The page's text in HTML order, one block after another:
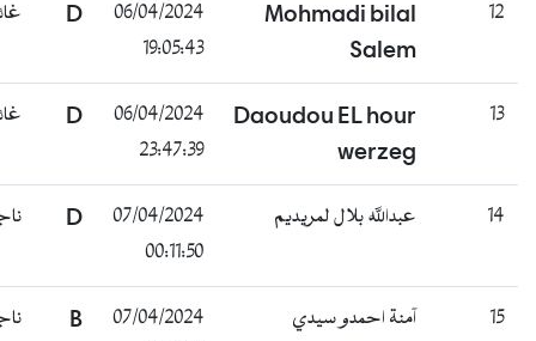
Mohmadi bilal
Salem
06/04/2024
19:05:43
D غائب
Daoudou EL hour
werzeg
06/04/2024
23:47:39
D غائب
عبدالله بلال لمريديم
07/04/2024
00:11:50
D ناجح
آمنة احمدو سيدي
07/04/2024
B ناجح